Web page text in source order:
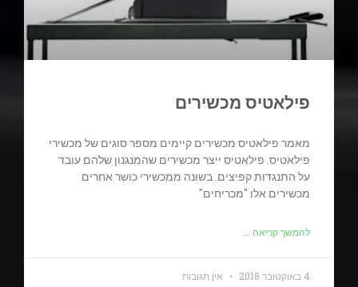
פילאטיס מכשירים
מאמר פילאטיס מכשירים קיימים מספר סוגים של מכשירי
פילאטיס. פילאטיס ייצר מכשירים שהמנגנון שלהם עובד
על התנגדות קפיצים. בשונה ממכשירי כושר אחרים
מכשירים אלו "מכריחים"
להמשך קריאה ...
4 באוקטובר 2018 אין תגובות